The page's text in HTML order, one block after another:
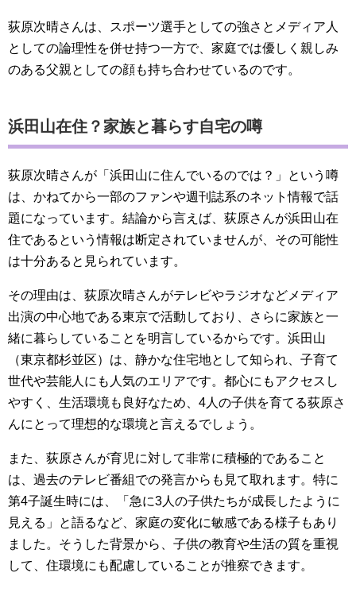
荻原次晴さんは、スポーツ選手としての強さとメディア人
としての論理性を併せ持つ一方で、家庭では優しく親しみ
のある父親としての顔も持ち合わせているのです。
浜田山在住？家族と暮らす自宅の噂
荻原次晴さんが「浜田山に住んでいるのでは？」という噂
は、かねてから一部のファンや週刊誌系のネット情報で話
題になっています。結論から言えば、荻原さんが浜田山在
住であるという情報は断定されていませんが、その可能性
は十分あると見られています。
その理由は、荻原次晴さんがテレビやラジオなどメディア
出演の中心地である東京で活動しており、さらに家族と一
緒に暮らしていることを明言しているからです。浜田山
（東京都杉並区）は、静かな住宅地として知られ、子育て
世代や芸能人にも人気のエリアです。都心にもアクセスし
やすく、生活環境も良好なため、4人の子供を育てる荻原さ
んにとって理想的な環境と言えるでしょう。
また、荻原さんが育児に対して非常に積極的であること
は、過去のテレビ番組での発言からも見て取れます。特に
第4子誕生時には、「急に3人の子供たちが成長したように
見える」と語るなど、家庭の変化に敏感である様子もあり
ました。そうした背景から、子供の教育や生活の質を重視
して、住環境にも配慮していることが推察できます。